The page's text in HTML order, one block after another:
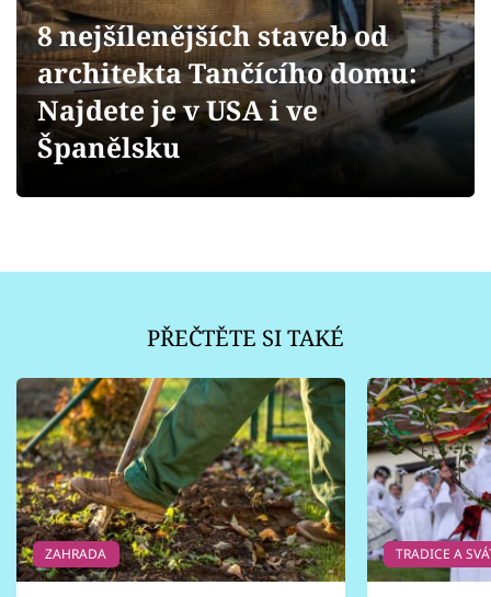
Přihlášení
Sledujte nás
8 nejšílenějších staveb od
architekta Tančícího domu:
Najdete je v USA i ve
Španělsku
PŘEČTĚTE SI TAKÉ
ZAHRADA TRADICE A